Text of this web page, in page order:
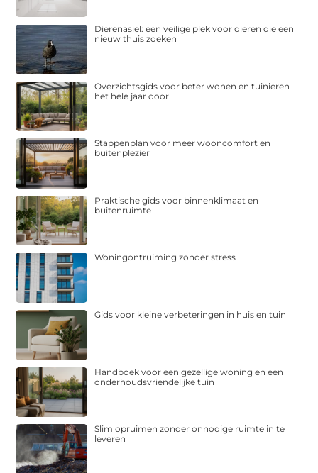
Dierenasiel: een veilige plek voor dieren die een
nieuw thuis zoeken
Overzichtsgids voor beter wonen en tuinieren
het hele jaar door
Stappenplan voor meer wooncomfort en
buitenplezier
Praktische gids voor binnenklimaat en
buitenruimte
Woningontruiming zonder stress
Gids voor kleine verbeteringen in huis en tuin
Handboek voor een gezellige woning en een
onderhoudsvriendelijke tuin
Slim opruimen zonder onnodige ruimte in te
leveren